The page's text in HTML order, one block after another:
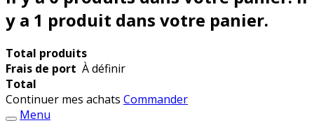
y a 1 produit dans votre panier.
Total produits
Frais de port À définir
Total
Continuer mes achats Commander
Menu